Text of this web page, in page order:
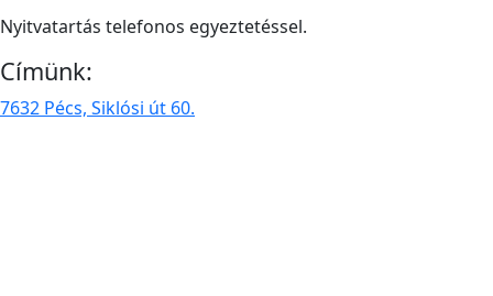
Nyitvatartás telefonos egyeztetéssel.
Címünk:
7632 Pécs, Siklósi út 60.